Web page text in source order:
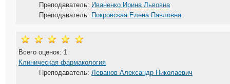
Преподаватель: Иваненко Ирина Львовна
Преподаватель: Покровская Елена Павловна
Всего оценок: 1
Клиническая фармакология
Преподаватель: Леванов Александр Николаевич